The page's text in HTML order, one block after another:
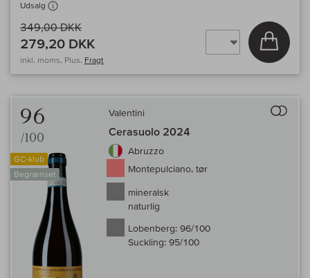
Udsalg
349,00 DKK
279,20 DKK
inkl. moms, Plus. Fragt
Læg i
96
/100
GC-klub
Begrænset
Valentini
Cerasuolo 2024
Abruzzo
Montepulciano, tør
mineralsk
naturlig
Lobenberg: 96/100
Suckling: 95/100